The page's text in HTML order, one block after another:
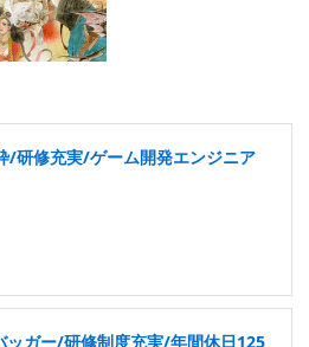
/研修充実/ゲーム開発エンジニア
ッガー/研修制度充実/年間休日125